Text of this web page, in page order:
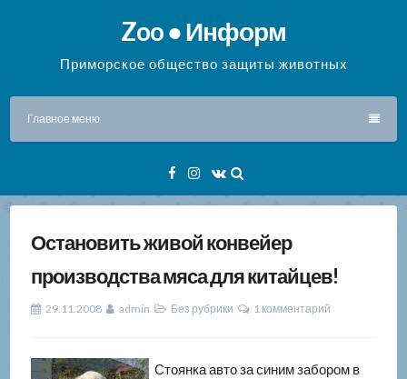
содержимому
Zoo ● Информ
Приморское общество защиты животных
Главное меню
Facebook
Instagram
VK
Остановить живой конвейер
производства мяса для китайцев!
29.11.2008 admin Без рубрики 1 комментарий
Стоянка авто за синим забором в